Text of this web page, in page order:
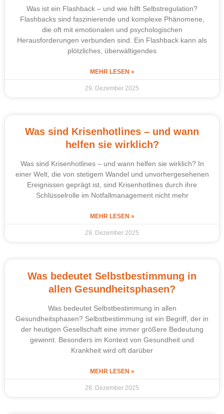
Was ist ein Flashback – und wie hilft Selbstregulation?
Flashbacks sind faszinierende und komplexe Phänomene,
die oft mit emotionalen und psychologischen
Herausforderungen verbunden sind. Ein Flashback kann als
plötzliches, überwältigendes
MEHR LESEN »
29. Dezember 2025
Was sind Krisenhotlines – und wann
helfen sie wirklich?
Was sind Krisenhotlines – und wann helfen sie wirklich? In
einer Welt, die von stetigem Wandel und unvorhergesehenen
Ereignissen geprägt ist, sind Krisenhotlines durch ihre
Schlüsselrolle im Notfallmanagement nicht mehr
MEHR LESEN »
29. Dezember 2025
Was bedeutet Selbstbestimmung in
allen Gesundheitsphasen?
Was bedeutet Selbstbestimmung in allen
Gesundheitsphasen? Selbstbestimmung ist ein Begriff, der in
der heutigen Gesellschaft eine immer größere Bedeutung
gewinnt. Besonders im Kontext von Gesundheit und
Krankheit wird oft darüber
MEHR LESEN »
28. Dezember 2025